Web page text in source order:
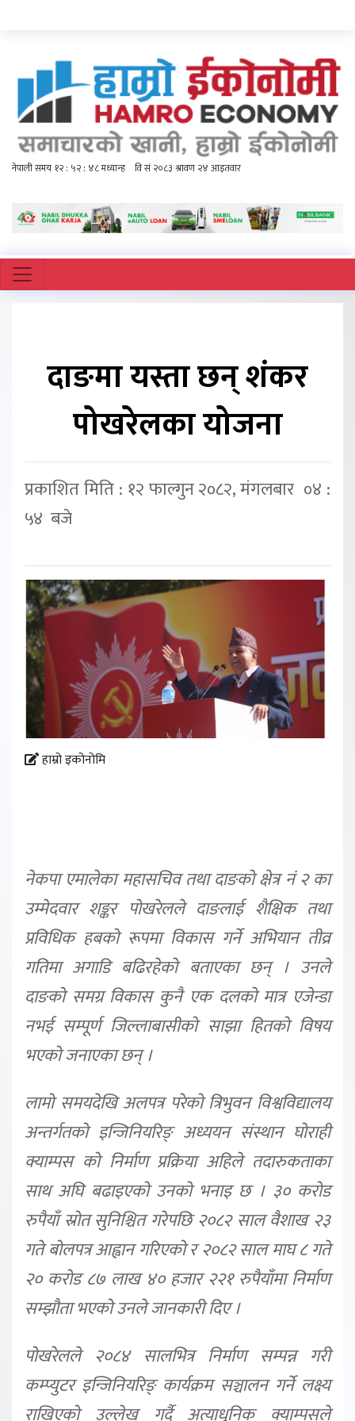
दाङमा यस्ता छन् शंकर
पोखरेलका योजना
प्रकाशित मिति : १२ फाल्गुन २०८२, मंगलबार ०४ :
५४ बजे
हाम्रो इकोनोमि
नेकपा एमालेका महासचिव तथा दाङको क्षेत्र नं २ का
उम्मेदवार शङ्कर पोखरेलले दाङलाई शैक्षिक तथा
प्रविधिक हबको रूपमा विकास गर्ने अभियान तीव्र
गतिमा अगाडि बढिरहेको बताएका छन् । उनले
दाङको समग्र विकास कुनै एक दलको मात्र एजेन्डा
नभई सम्पूर्ण जिल्लाबासीको साझा हितको विषय
भएको जनाएका छन् ।
लामो समयदेखि अलपत्र परेको त्रिभुवन विश्वविद्यालय
अन्तर्गतको इन्जिनियरिङ् अध्ययन संस्थान घोराही
क्याम्पस को निर्माण प्रक्रिया अहिले तदारुकताका
साथ अघि बढाइएको उनको भनाइ छ । ३० करोड
रुपैयाँ स्रोत सुनिश्चित गरेपछि २०८२ साल वैशाख २३
गते बोलपत्र आह्वान गरिएको र २०८२ साल माघ ८ गते
२० करोड ८७ लाख ४० हजार २२१ रुपैयाँमा निर्माण
सम्झौता भएको उनले जानकारी दिए ।
पोखरेलले २०८४ सालभित्र निर्माण सम्पन्न गरी
कम्प्युटर इन्जिनियरिङ् कार्यक्रम सञ्चालन गर्ने लक्ष्य
राखिएको उल्लेख गर्दै अत्याधुनिक क्याम्पसले